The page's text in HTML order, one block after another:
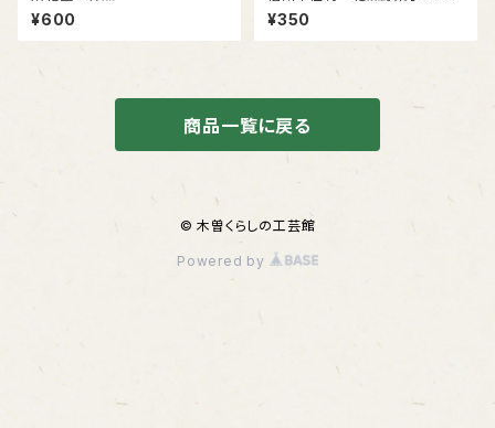
¥600
たけ】
¥350
商品一覧に戻る
© 木曽くらしの工芸館
Powered by